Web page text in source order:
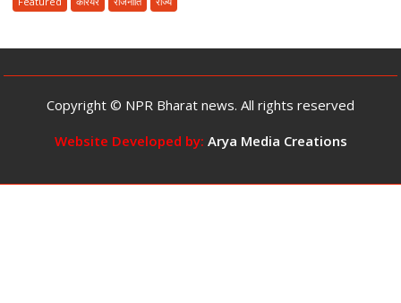
की
और
करोड़
छात्रा
का
वीडियो
वायरल,
Copyright © NPR Bharat news. All rights reserved
Website Developed by: Arya Media Creations